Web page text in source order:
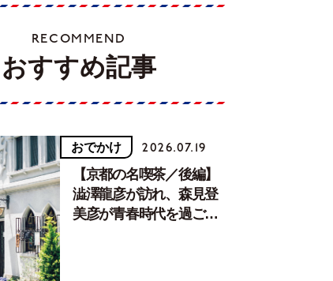
RECOMMEND
おすすめ記事
おでかけ 2026.07.19
【京都の名喫茶／後編】
澁澤龍彦が訪れ、森見登
美彦が青春時代を過ごし